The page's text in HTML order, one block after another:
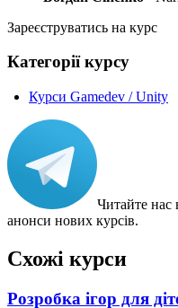
Зареєструватись на курс
Категорії курсу
Курси Gamedev / Unity
Читайте нас
анонси нових курсів.
Схожі курси
Розробка ігор для